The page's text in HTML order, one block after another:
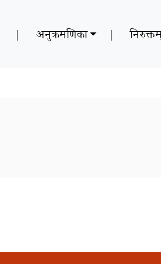
| अनुक्रमणिका |